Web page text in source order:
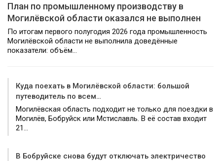
План по промышленному производству в
Могилёвской области оказался не выполнен
По итогам первого полугодия 2026 года промышленность
Могилёвской области не выполнила доведённые
показатели: объём…
Куда поехать в Могилёвской области: большой
путеводитель по всем…
Могилёвская область подходит не только для поездки в
Могилёв, Бобруйск или Мстиславль. В её состав входит
21…
В Бобруйске снова будут отключать электричество